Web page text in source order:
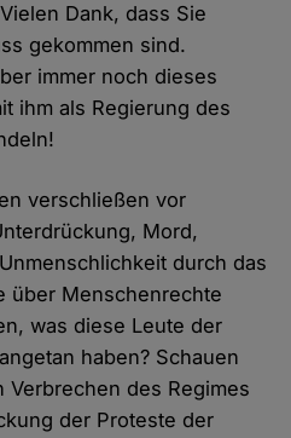
Dank, dass Sie
gekommen sind.
immer noch dieses
ihm als Regierung des
verschließen vor
Mord,
durch das
über Menschenrechte
was diese Leute der
haben? Schauen
des Regimes
der Proteste der